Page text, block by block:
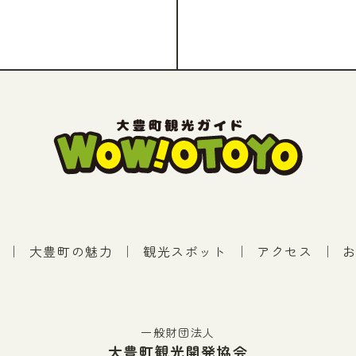
｜ 大豊町の魅力 ｜ 観光スポット ｜ アクセス ｜
一般財団法人
大豊町観光開発協会